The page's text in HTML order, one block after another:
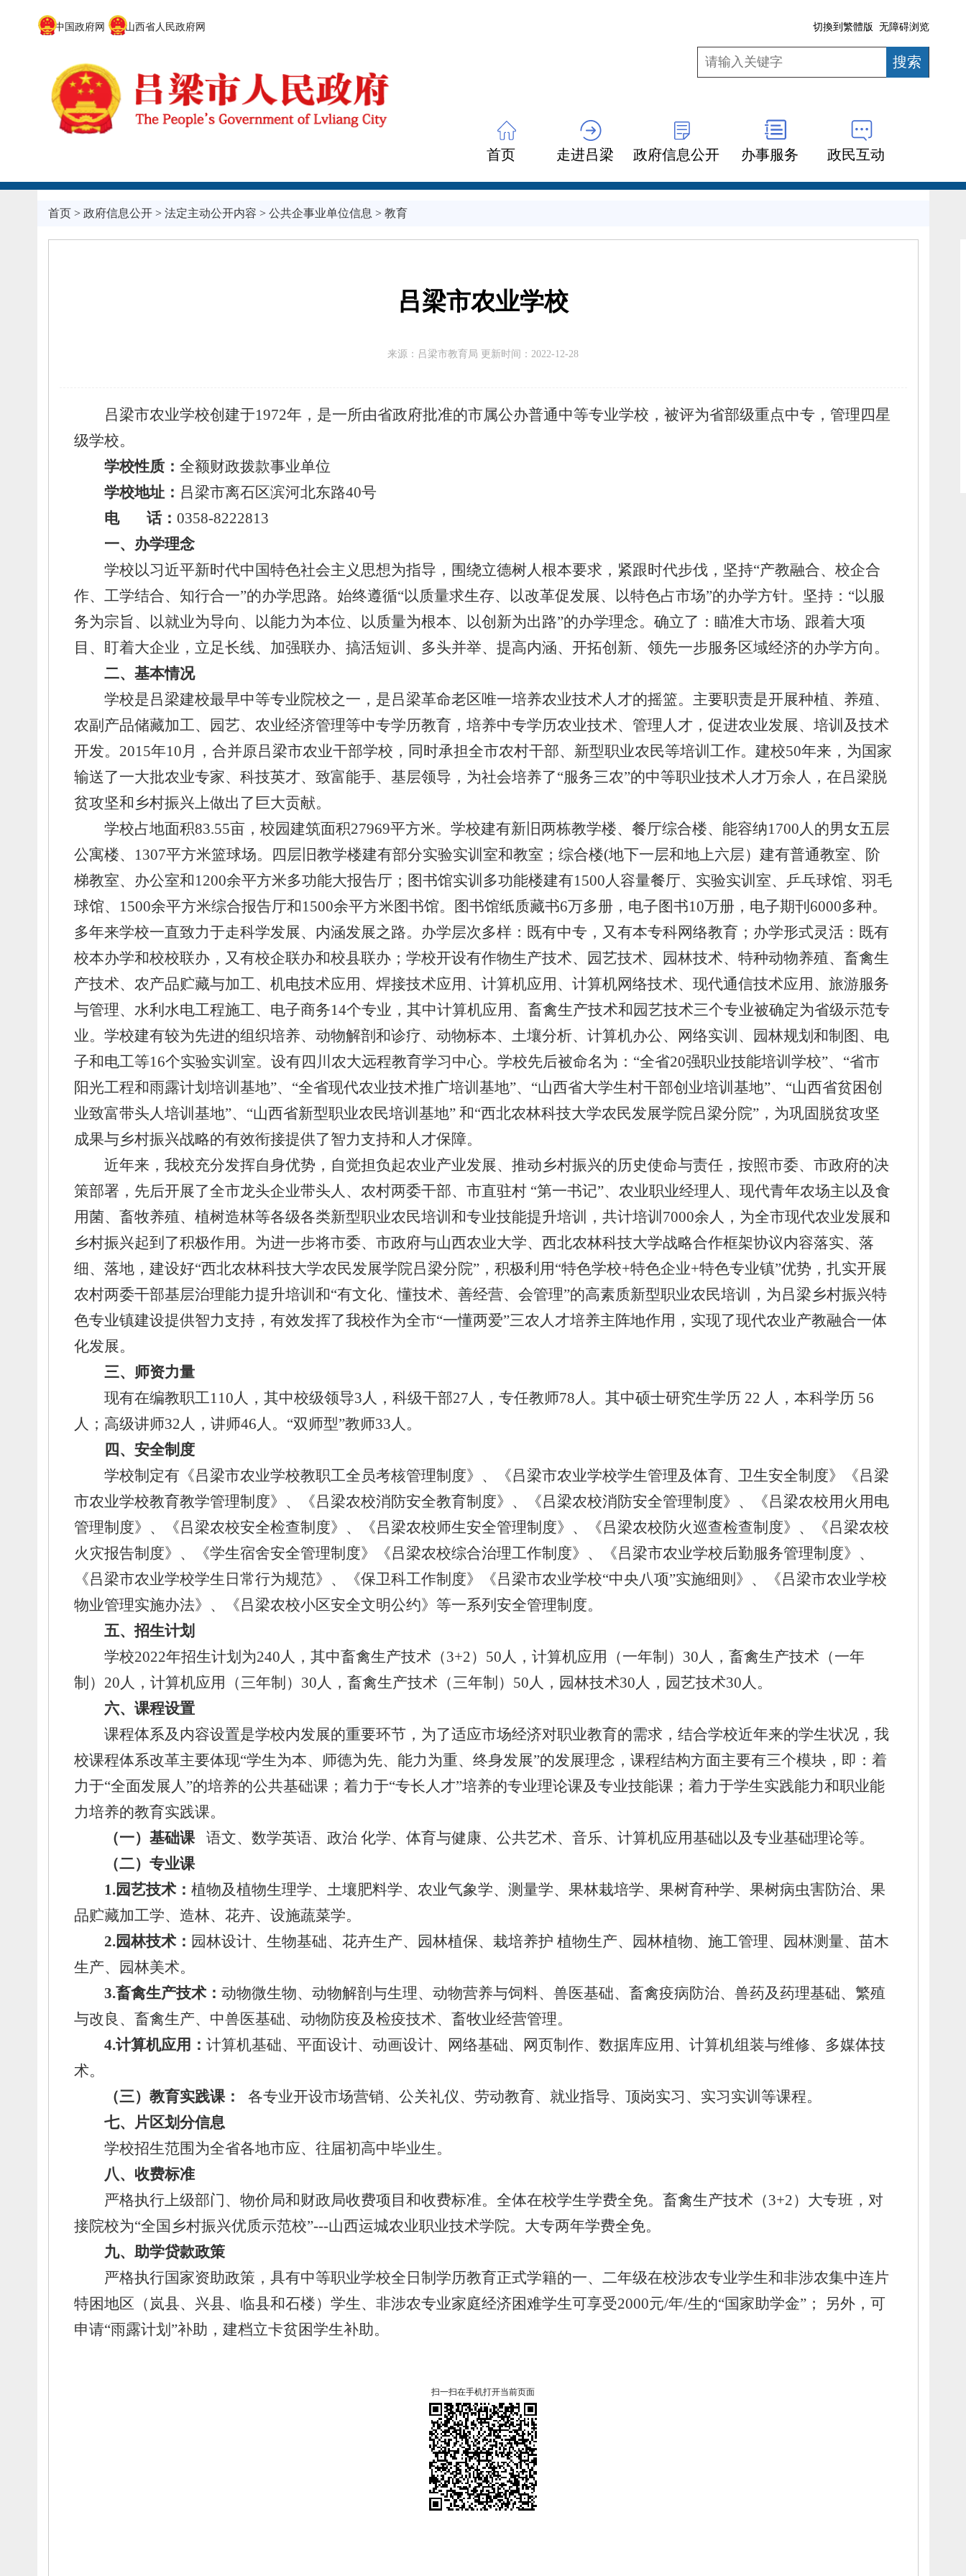
中国政府网 山西省人民政府网 切換到繁體版 无障碍浏览
首页 走进吕梁 政府信息公开 办事服务 政民互动
首页> 政府信息公开> 法定主动公开内容 > 公共企事业单位信息 > 教育
吕梁市农业学校
来源： 吕梁市教育局 更新时间： 2022-12-28
吕梁市农业学校创建于1972年， 是一所由省政府批准的市属公办普通中等专业学校， 被评为省部级重点中专， 管理四星
级学校。
学校性质： 全额财政拨款事业单位
学校地址： 吕梁市离石区滨河北东路40号
电 话： 0358-8222813
一、 办学理念
学校以习近平新时代中国特色社会主义思想为指导， 围绕立德树人根本要求， 紧跟时代步伐， 坚持“产教融合、 校企合
作、 工学结合、 知行合一”的办学思路。 始终遵循“以质量求生存、 以改革促发展、 以特色占市场”的办学方针。 坚持： “以服
务为宗旨、
以就业为导向、 以能力为本位、 以质量为根本、 以创新为出路”的办学理念。 确立了： 瞄准大市场、 跟着大项
目、
盯着大企业， 立足长线、 加强联办、 搞活短训、 多头并举、 提高内涵、 开拓创新、 领先一步服务区域经济的办学方向。
二、 基本情况
学校是吕梁建校最早中等专业院校之一， 是吕梁革命老区唯一培养农业技术人才的摇篮。 主要职责是开展种植、 养殖、
农副产品储藏加工、
园艺、 农业经济管理等中专学历教育， 培养中专学历农业技术、 管理人才， 促进农业发展、 培训及技术
开发。 2015年10月， 合并原吕梁市农业干部学校， 同时承担全市农村干部、 新型职业农民等培训工作。 建校50年来， 为国家
输送了一大批农业专家、 科技英才、 致富能手、 基层领导， 为社会培养了“服务三农”的中等职业技术人才万余人， 在吕梁脱
贫攻坚和乡村振兴上做出了巨大贡献。
学校占地面积83.55亩， 校园建筑面积27969平方米。 学校建有新旧两栋教学楼、 餐厅综合楼、 能容纳1700人的男女五层
公寓楼、
1307平方米篮球场。 四层旧教学楼建有部分实验实训室和教室； 综合楼(地下一层和地上六层）建有普通教室、
阶
梯教室、
办公室和1200余平方米多功能大报告厅； 图书馆实训多功能楼建有1500人容量餐厅、 实验实训室、 乒乓球馆、 羽毛
球馆、
1500余平方米综合报告厅和1500余平方米图书馆。 图书馆纸质藏书6万多册， 电子图书10万册， 电子期刊6000多种。
多年来学校一直致力于走科学发展、 内涵发展之路。 办学层次多样： 既有中专， 又有本专科网络教育； 办学形式灵活： 既有
校本办学和校校联办， 又有校企联办和校县联办； 学校开设有作物生产技术、 园艺技术、 园林技术、 特种动物养殖、 畜禽生
产技术、 农产品贮藏与加工、 机电技术应用、 焊接技术应用、 计算机应用、 计算机网络技术、 现代通信技术应用、 旅游服务
与管理、 水利水电工程施工、 电子商务14个专业， 其中计算机应用、 畜禽生产技术和园艺技术三个专业被确定为省级示范专
业。 学校建有较为先进的组织培养、 动物解剖和诊疗、 动物标本、 土壤分析、 计算机办公、 网络实训、 园林规划和制图、 电
子和电工等16个实验实训室。 设有四川农大远程教育学习中心。 学校先后被命名为： “全省20强职业技能培训学校”、 “省市
阳光工程和雨露计划培训基地”、 “全省现代农业技术推广培训基地”、 “山西省大学生村干部创业培训基地”、 “山西省贫困创
业致富带头人培训基地”、 “山西省新型职业农民培训基地” 和“西北农林科技大学农民发展学院吕梁分院”， 为巩固脱贫攻坚
成果与乡村振兴战略的有效衔接提供了智力支持和人才保障。
近年来， 我校充分发挥自身优势， 自觉担负起农业产业发展、 推动乡村振兴的历史使命与责任， 按照市委、 市政府的决
策部署， 先后开展了全市龙头企业带头人、 农村两委干部、 市直驻村 “第一书记”、 农业职业经理人、 现代青年农场主以及食
用菌、 畜牧养殖、 植树造林等各级各类新型职业农民培训和专业技能提升培训， 共计培训7000余人， 为全市现代农业发展和
乡村振兴起到了积极作用。 为进一步将市委、 市政府与山西农业大学、 西北农林科技大学战略合作框架协议内容落实、 落
细、 落地， 建设好“西北农林科技大学农民发展学院吕梁分院”， 积极利用“特色学校+特色企业+特色专业镇”优势， 扎实开展
农村两委干部基层治理能力提升培训和“有文化、懂技术、 善经营、 会管理”的高素质新型职业农民培训， 为吕梁乡村振兴特
色专业镇建设提供智力支持， 有效发挥了我校作为全市“一懂两爱”三农人才培养主阵地作用， 实现了现代农业产教融合一体
化发展。
三、
师资力量
现有在编教职工110人， 其中校级领导3人， 科级干部27人， 专任教师78人 。 其中硕士研究生学历 22 人， 本科学历 56
人； 高级讲师32人， 讲师46人 。 “双师型”教师33人。
四、 安全制度
学校制定有《吕梁市农业学校教职工全员考核管理制度》、
《吕梁市农业学校学生管理及体育、 卫生安全制度》《吕梁
市农业学校教育教学管理制度》、
《吕梁农校消防安全教育制度》、 《吕梁农校消防安全管理制度》、
《吕梁农校用火用电
管理制度》、
《吕梁农校安全检查制度》、 《吕梁农校师生安全管理制度》、 《吕梁农校防火巡查检查制度》、
《吕梁农校
火灾报告制度》、
《学生宿舍安全管理制度》《吕梁农校综合治理工作制度》、
《吕梁市农业学校后勤服务管理制度》、
《吕梁市农业学校学生日常行为规范》、
《保卫科工作制度》《吕梁市农业学校“中央八项”实施细则》、
《吕梁市农业学校
物业管理实施办法》、
《吕梁农校小区安全文明公约》等一系列安全管理制度。
五、招生计划
学校2022年招生计划为240人， 其中畜禽生产技术（3+2）50人， 计算机应用（一年制）30人， 畜禽生产技术（一年
制）20人， 计算机应用（三年制）30人， 畜禽生产技术（三年制）50人， 园林技术30人， 园艺技术30人。
六、 课程设置
课程体系及内容设置是学校内发展的重要环节， 为了适应市场经济对职业教育的需求， 结合学校近年来的学生状况， 我
校课程体系改革主要体现“学生为本、
师德为先、 能力为重、 终身发展”的发展理念， 课程结构方面主要有三个模块， 即： 着
力于“全面发展人”的培养的公共基础课； 着力于“专长人才”培养的专业理论课及专业技能课； 着力于学生实践能力和职业能
力培养的教育实践课。
（一）基础课 语文、 数学英语、 政治 化学、 体育与健康、 公共艺术、 音乐、 计算机应用基础以及专业基础理论等。
（二）专业课
1.园艺技术： 植物及植物生理学、 土壤肥料学、 农业气象学、 测量学、 果林栽培学、 果树育种学、 果树病虫害防治、 果
品贮藏加工学、 造林、 花卉、 设施蔬菜学。
2.园林技术： 园林设计、 生物基础、 花卉生产、 园林植保、 栽培养护 植物生产、 园林植物、 施工管理、 园林测量、 苗木
生产、
园林美术。
3.畜禽生产技术： 动物微生物、 动物解剖与生理、 动物营养与饲料、 兽医基础、 畜禽疫病防治、 兽药及药理基础、 繁殖
与改良、 畜禽生产、 中兽医基础、 动物防疫及检疫技术、 畜牧业经营管理。
4.计算机应用： 计算机基础、 平面设计、 动画设计、 网络基础、 网页制作、 数据库应用、 计算机组装与维修、 多媒体技
术。
（三）教育实践课：
各专业开设市场营销、 公关礼仪、 劳动教育、 就业指导、 顶岗实习、 实习实训等课程。
七、
片区划分信息
学校招生范围为全省各地市应、 往届初高中毕业生。
八、 收费标准
严格执行上级部门、 物价局和财政局收费项目和收费标准。 全体在校学生学费全免。 畜禽生产技术（3+2）大专班， 对
接院校为“全国乡村振兴优质示范校”---山西运城农业职业技术学院。 大专两年学费全免。
九、 助学贷款政策
严格执行国家资助政策， 具有中等职业学校全日制学历教育正式学籍的一、 二年级在校涉农专业学生和非涉农集中连片
特困地区 （岚县、 兴县、 临县和石楼）学生、 非涉农专业家庭经济困难学生可享受2000元/年/生的“国家助学金”； 另外， 可
申请“雨露计划”补助， 建档立卡贫困学生补助。
扫一扫在手机打开当前页面